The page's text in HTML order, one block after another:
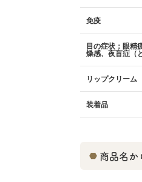
免疫
目の症状：眼精
燥感、夜盲症（
リップクリーム
装着品
商品名か